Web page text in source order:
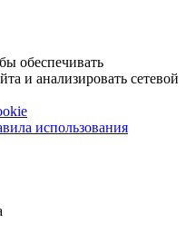
обеспечивать
и анализировать сетевой
использования